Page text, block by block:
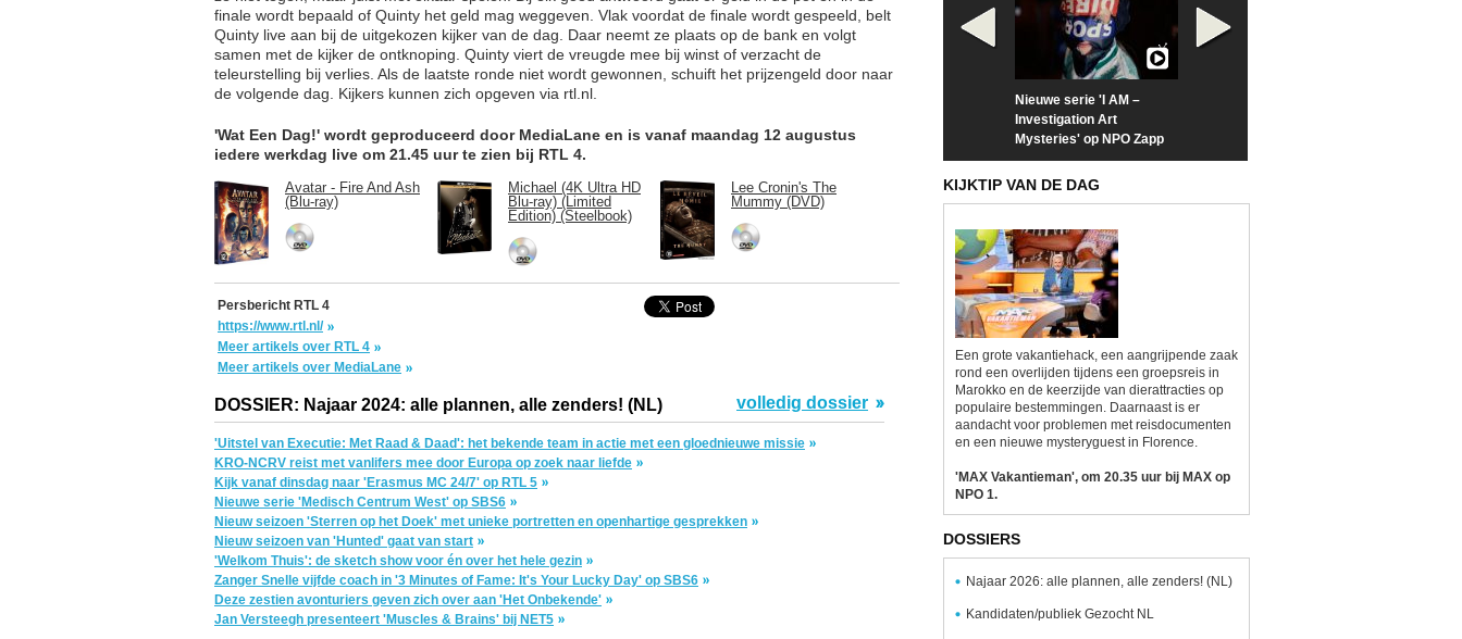
finale wordt bepaald of Quinty het geld mag weggeven. Vlak voordat de finale wordt gespeeld, belt
Quinty live aan bij de uitgekozen kijker van de dag. Daar neemt ze plaats op de bank en volgt
samen met de kijker de ontknoping. Quinty viert de vreugde mee bij winst of verzacht de
teleurstelling bij verlies. Als de laatste ronde niet wordt gewonnen, schuift het prijzengeld door naar
de volgende dag. Kijkers kunnen zich opgeven via rtl.nl.
'Wat Een Dag!' wordt geproduceerd door MediaLane en is vanaf maandag 12 augustus
iedere werkdag live om 21.45 uur te zien bij RTL 4.
Avatar - Fire And Ash
(Blu-ray)
Michael (4K Ultra HD
Blu-ray) (Limited
Edition) (Steelbook)
Lee Cronin's The
Mummy (DVD)
Persbericht RTL 4
https://www.rtl.nl/
Meer artikels over RTL 4
Meer artikels over MediaLane
DOSSIER: Najaar 2024: alle plannen, alle zenders! (NL) volledig dossier
'Uitstel van Executie: Met Raad & Daad': het bekende team in actie met een gloednieuwe missie
KRO-NCRV reist met vanlifers mee door Europa op zoek naar liefde
Kijk vanaf dinsdag naar 'Erasmus MC 24/7' op RTL 5
Nieuwe serie 'Medisch Centrum West' op SBS6
Nieuw seizoen 'Sterren op het Doek' met unieke portretten en openhartige gesprekken
Nieuw seizoen van 'Hunted' gaat van start
'Welkom Thuis': de sketch show voor én over het hele gezin
Zanger Snelle vijfde coach in '3 Minutes of Fame: It's Your Lucky Day' op SBS6
Deze zestien avonturiers geven zich over aan 'Het Onbekende'
Jan Versteegh presenteert 'Muscles & Brains' bij NET5
Nieuwe serie 'I AM –
Investigation Art
Mysteries' op NPO Zapp
KIJKTIP VAN DE DAG
Een grote vakantiehack, een aangrijpende zaak
rond een overlijden tijdens een groepsreis in
Marokko en de keerzijde van dierattracties op
populaire bestemmingen. Daarnaast is er
aandacht voor problemen met reisdocumenten
en een nieuwe mysteryguest in Florence.
'MAX Vakantieman', om 20.35 uur bij MAX op
NPO 1.
DOSSIERS
Najaar 2026: alle plannen, alle zenders! (NL)
Kandidaten/publiek Gezocht NL